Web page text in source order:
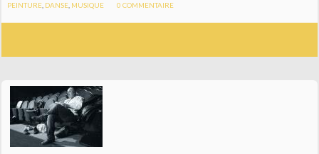
PEINTURE DANSE MUSIQUE 0 COMMENTAIRE